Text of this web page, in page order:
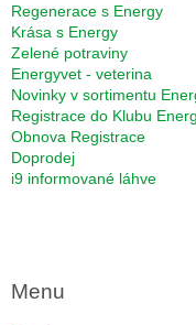
Regenerace s Energy
Krása s Energy
Zelené potraviny
Energyvet - veterina
Novinky v sortimentu
Registrace do Klubu
Obnova Registrace
Doprodej
i9 informované láhve
Menu